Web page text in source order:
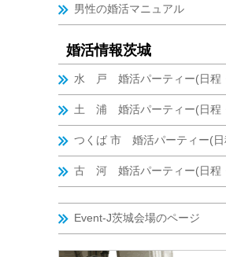
男性の婚活マニュアル
婚活情報茨城
水 戸 婚活パーティー(日程
土 浦 婚活パーティー(日程
つくば 市 婚活パーティー(日
古 河 婚活パーティー(日程
Event-J茨城会場のページ